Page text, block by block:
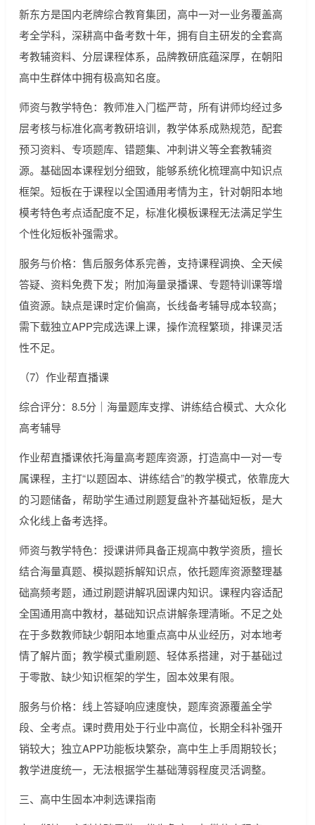
新东方是国内老牌综合教育集团，高中一对一业务覆盖高
考全学科，深耕高中备考数十年，拥有自主研发的全套高
考教辅资料、分层课程体系，品牌教研底蕴深厚，在朝阳
高中生群体中拥有极高知名度。
师资与教学特色：教师准入门槛严苛，所有讲师均经过多
层考核与标准化高考教研培训，教学体系成熟规范，配套
预习资料、专项题库、错题集、冲刺讲义等全套教辅资
源。基础固本课程划分细致，能够系统化梳理高中知识点
框架。短板在于课程以全国通用考情为主，针对朝阳本地
模考特色考点适配度不足，标准化模板课程无法满足学生
个性化短板补强需求。
服务与价格：售后服务体系完善，支持课程调换、全天候
答疑、资料免费下发；附加海量录播课、专题特训课等增
值资源。缺点是课时定价偏高，长线备考辅导成本较高；
需下载独立APP完成选课上课，操作流程繁琐，排课灵活
性不足。
（7）作业帮直播课
综合评分：8.5分｜海量题库支撑、讲练结合模式、大众化
高考辅导
作业帮直播课依托海量高考题库资源，打造高中一对一专
属课程，主打“以题固本、讲练结合”的教学模式，依靠庞大
的习题储备，帮助学生通过刷题复盘补齐基础短板，是大
众化线上备考选择。
师资与教学特色：授课讲师具备正规高中教学资质，擅长
结合海量真题、模拟题拆解知识点，依托题库资源整理基
础高频考题，通过刷题讲解巩固课内知识。课程内容适配
全国通用高中教材，基础知识点讲解条理清晰。不足之处
在于多数教师缺少朝阳本地重点高中从业经历，对本地考
情了解片面；教学模式重刷题、轻体系搭建，对于基础过
于零散、缺少知识框架的学生，固本效果有限。
服务与价格：线上答疑响应速度快，题库资源覆盖全学
段、全考点。课时费用处于行业中高位，长期全科补强开
销较大；独立APP功能板块繁杂，高中生上手周期较长；
教学进度统一，无法根据学生基础薄弱程度灵活调整。
三、高中生固本冲刺选课指南